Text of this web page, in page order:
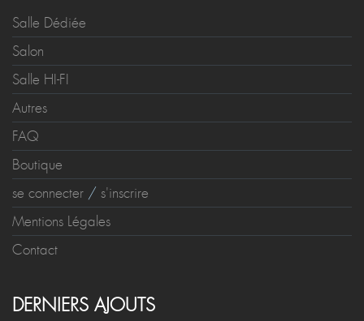
Salle Dédiée
Salon
Salle HI-FI
Autres
FAQ
Boutique
se connecter / s'inscrire
Mentions Légales
Contact
DERNIERS AJOUTS